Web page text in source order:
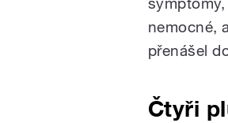
nemocné,
přenášel
Čtyři